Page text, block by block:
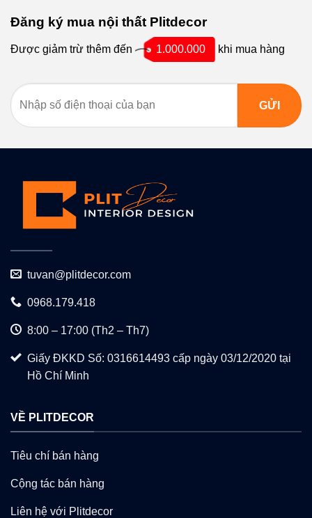
Đăng ký mua nội thất Plitdecor
Được giảm trừ thêm đến 1.000.000 khi mua hàng
tuvan@plitdecor.com
0968.179.418
8:00 – 17:00 (Th2 – Th7)
Giấy ĐKKD Số: 0316614493 cấp ngày 03/12/2020 tại
Hồ Chí Minh
VỀ PLITDECOR
Tiêu chí bán hàng
Cộng tác bán hàng
Liên hệ với Plitdecor